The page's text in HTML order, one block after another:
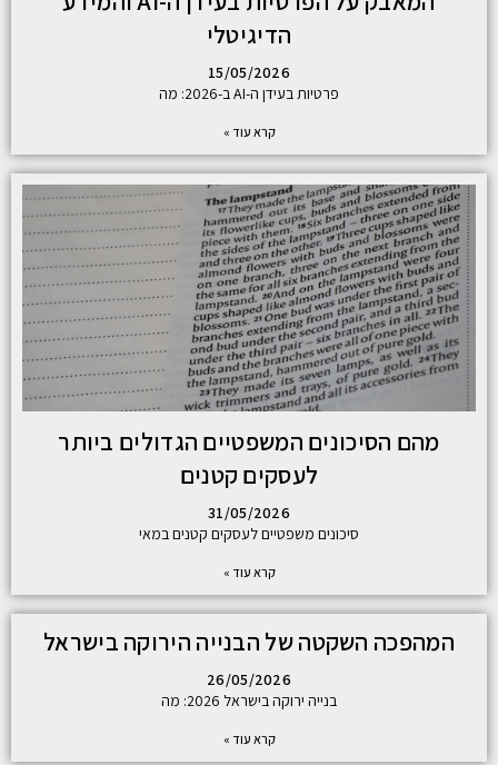
הדיגיטלי
15/05/2026
פרטיות בעידן ה-AI ב-2026: מה
קרא עוד »
מהם הסיכונים המשפטיים הגדולים ביותר
לעסקים קטנים
31/05/2026
סיכונים משפטיים לעסקים קטנים במאי
קרא עוד »
המהפכה השקטה של הבנייה הירוקה בישראל
26/05/2026
בנייה ירוקה בישראל 2026: מה
קרא עוד »